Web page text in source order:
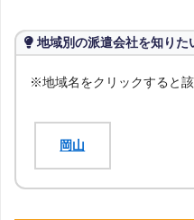
地域別の派遣会社を知りた
※地域名をクリックすると
岡山